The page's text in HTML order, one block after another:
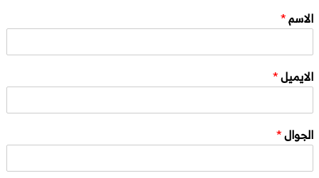
الاسم*
الايميل*
الجوال*